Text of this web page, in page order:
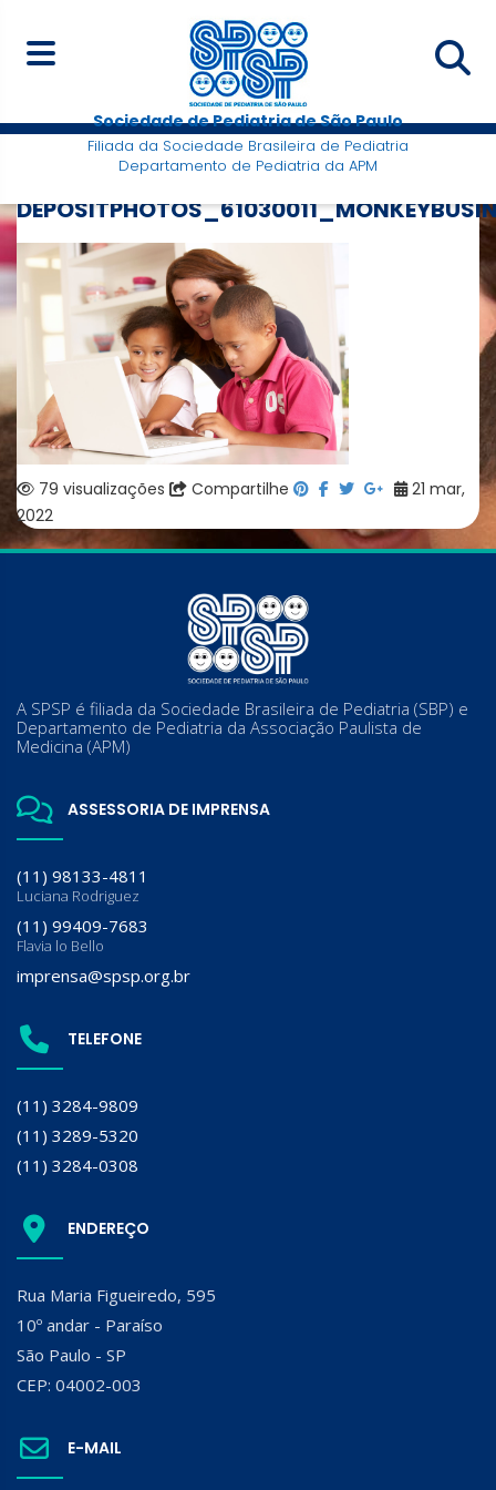
Sociedade de Pediatria de São Paulo
Filiada da Sociedade Brasileira de Pediatria
Departamento de Pediatria da APM
79 visualizações Compartilhe
21 mar,
2022
A SPSP é filiada da Sociedade Brasileira de Pediatria (SBP) e
Departamento de Pediatria da Associação Paulista de
Medicina (APM)
ASSESSORIA DE IMPRENSA
(11) 98133-4811
Luciana Rodriguez
(11) 99409-7683
Flavia lo Bello
imprensa@spsp.org.br
TELEFONE
(11) 3284-9809
(11) 3289-5320
(11) 3284-0308
ENDEREÇO
Rua Maria Figueiredo, 595
10º andar - Paraíso
São Paulo - SP
CEP: 04002-003
E-MAIL